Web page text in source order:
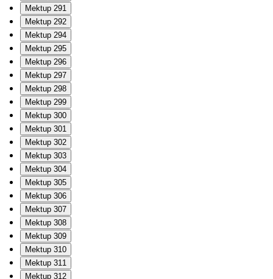
Mektup 291
Mektup 292
Mektup 294
Mektup 295
Mektup 296
Mektup 297
Mektup 298
Mektup 299
Mektup 300
Mektup 301
Mektup 302
Mektup 303
Mektup 304
Mektup 305
Mektup 306
Mektup 307
Mektup 308
Mektup 309
Mektup 310
Mektup 311
Mektup 312